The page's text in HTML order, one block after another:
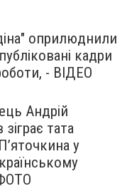
оприлюднили
кадри
- ВІДЕО
Андрій
тата
у